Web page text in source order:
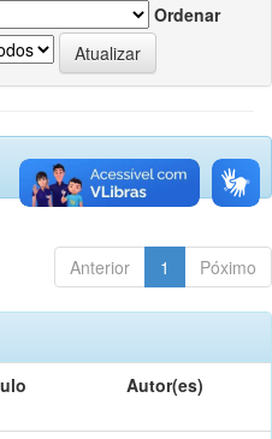
Ordenar
Anterior 1 Póximo
Autor(es)